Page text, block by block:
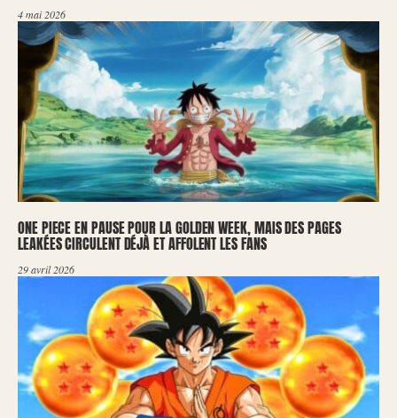
4 mai 2026
ONE PIECE EN PAUSE POUR LA GOLDEN WEEK, MAIS DES PAGES
LEAKÉES CIRCULENT DÉJÀ ET AFFOLENT LES FANS
29 avril 2026